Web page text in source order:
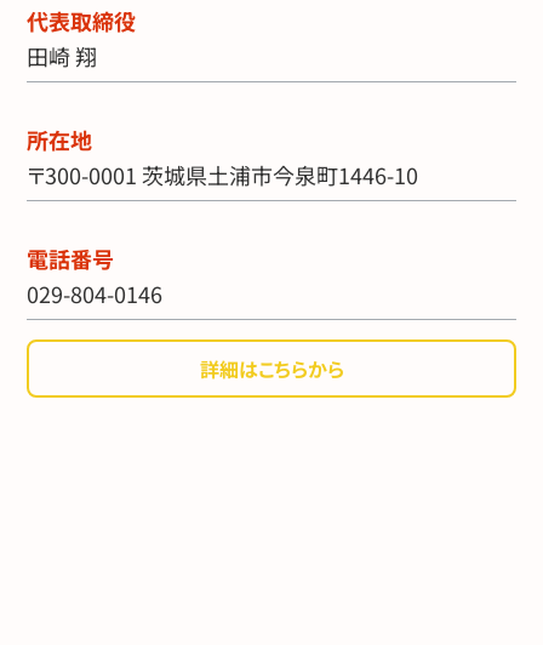
代表取締役
田崎 翔
所在地
〒300-0001 茨城県土浦市今泉町1446-10
電話番号
029-804-0146
詳細はこちらから